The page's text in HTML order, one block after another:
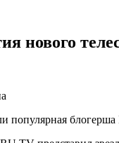
нового
блогерша